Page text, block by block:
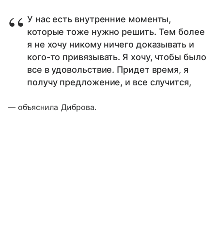
У нас есть внутренние моменты,
которые тоже нужно решить. Тем более
я не хочу никому ничего доказывать и
кого-то привязывать. Я хочу, чтобы было
все в удовольствие. Придет время, я
получу предложение, и все случится,
— объяснила Диброва.